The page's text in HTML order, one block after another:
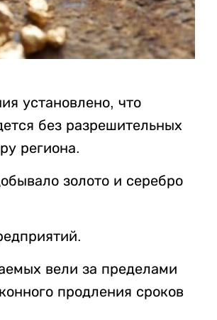
установлено, что
без разрешительных
региона.
золото и серебро
вели за пределами
продления сроков